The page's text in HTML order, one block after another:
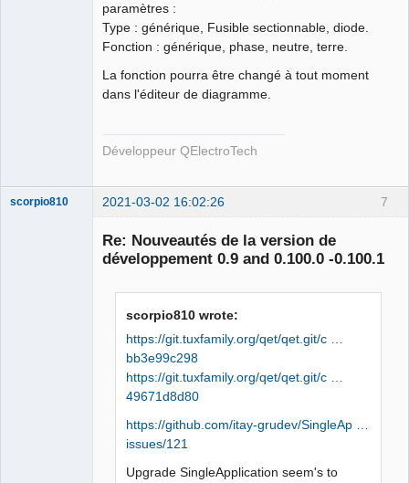
paramètres :
Type : générique, Fusible sectionnable, diode.
Fonction : générique, phase, neutre, terre.
La fonction pourra être changé à tout moment
dans l'éditeur de diagramme.
Développeur QElectroTech
7
scorpio810 2021-03-02 16:02:26
Re: Nouveautés de la version de
développement 0.9 and 0.100.0 -0.100.1
scorpio810 wrote:
https://git.tuxfamily.org/qet/qet.git/c …
bb3e99c298
https://git.tuxfamily.org/qet/qet.git/c …
49671d8d80
https://github.com/itay-grudev/SingleAp …
issues/121
Upgrade SingleApplication seem's to